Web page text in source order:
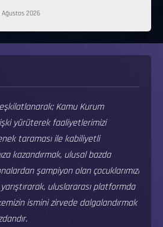
Ağustos 2026
Kamu Kurum
yürüterek faaliyetlerimizi
taraması ile kabiliyetli
kazandırmak, ulusal bazda
şampiyon olan çocuklarımızı
uluslararası platformda
ismini zirvede dalgalandırmak